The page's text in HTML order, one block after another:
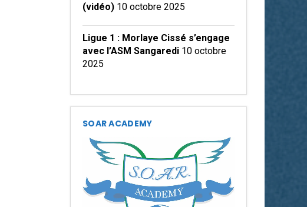
(vidéo) 10 octobre 2025
Ligue 1 : Morlaye Cissé s’engage
avec l’ASM Sangaredi 10 octobre
2025
SOAR ACADEMY